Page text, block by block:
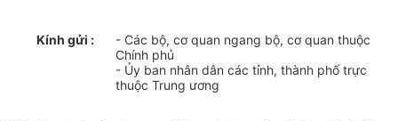
Kính gửi :
- Các bộ, cơ quan ngang bộ, cơ quan thuộc
Chính phủ
- Ủy ban nhân dân các tỉnh, thành phố trực
thuộc Trung ương